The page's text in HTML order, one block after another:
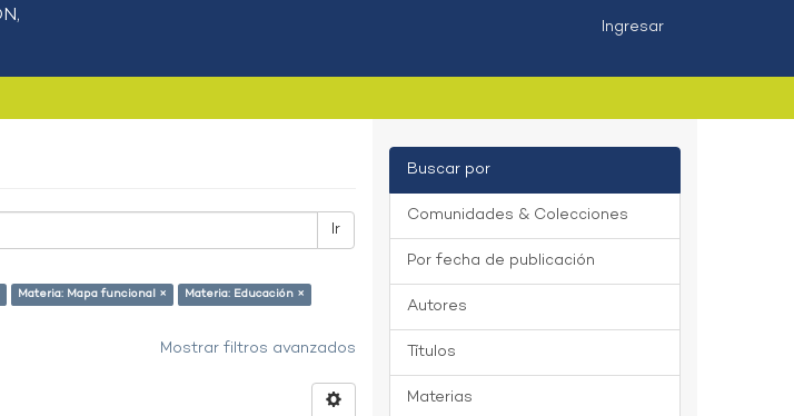
Ingresar
Ir
Materia: Mapa funcional ×
Materia: Educación ×
Mostrar filtros avanzados
Buscar por
Comunidades & Colecciones
Por fecha de publicación
Autores
Títulos
Materias